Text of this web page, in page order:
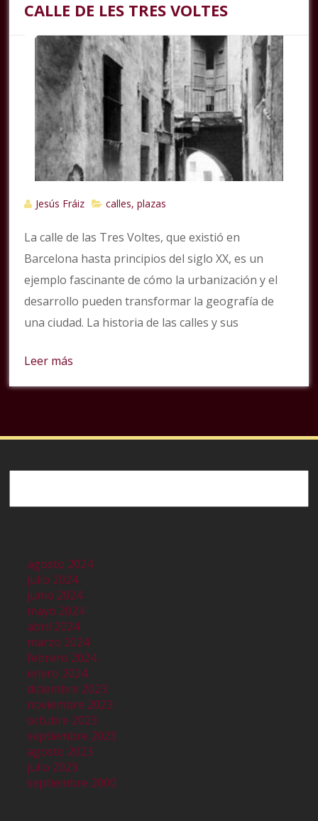
CALLE DE LES TRES VOLTES
Jesús Fráiz calles, plazas
La calle de las Tres Voltes, que existió en
Barcelona hasta principios del siglo XX, es un
ejemplo fascinante de cómo la urbanización y el
desarrollo pueden transformar la geografía de
una ciudad. La historia de las calles y sus
Leer más
agosto 2024
julio 2024
junio 2024
mayo 2024
abril 2024
marzo 2024
febrero 2024
enero 2024
diciembre 2023
noviembre 2023
octubre 2023
septiembre 2023
agosto 2023
julio 2023
septiembre 2000